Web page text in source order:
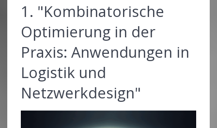
1. "Kombinatorische
Optimierung in der
Praxis: Anwendungen in
Logistik und
Netzwerkdesign"